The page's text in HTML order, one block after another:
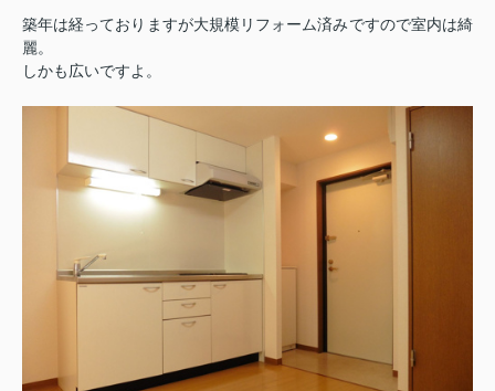
築年は経っておりますが大規模リフォーム済みですので室内は綺
麗。
しかも広いですよ。